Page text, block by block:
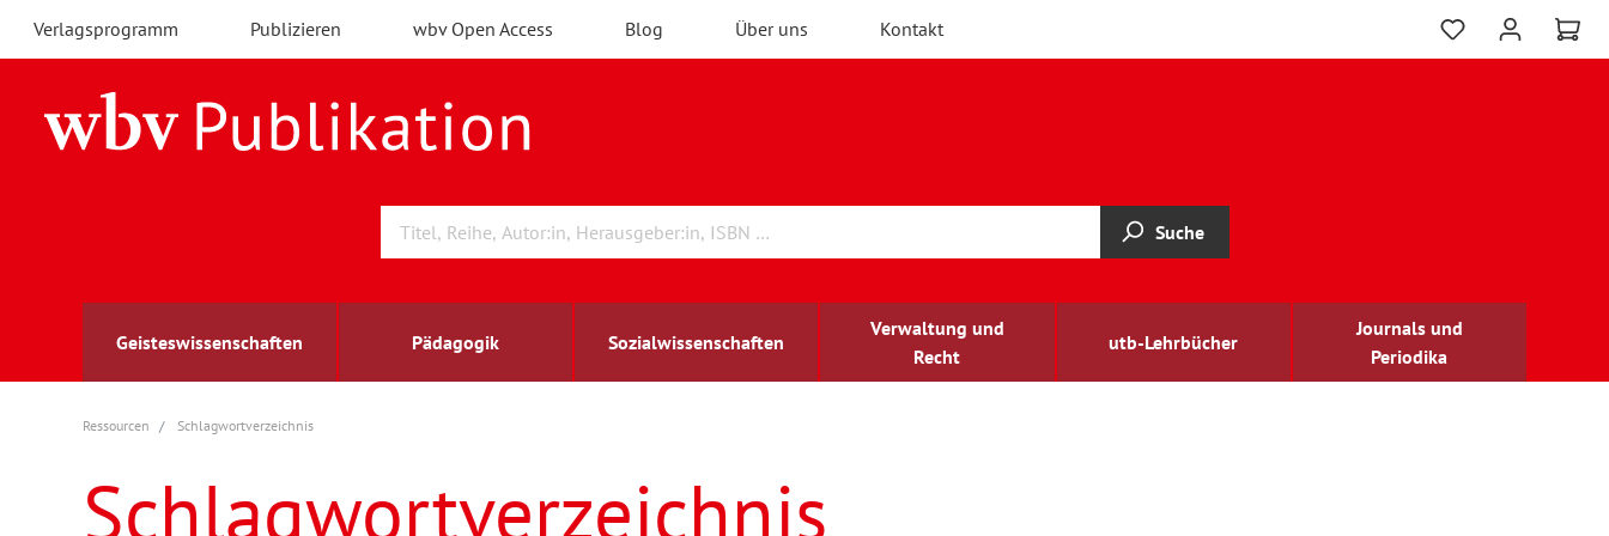
Verlagsprogramm Publizieren wbv Open Access Blog Über uns Kontakt
Suche
Geisteswissenschaften Pädagogik Sozialwissenschaften
Verwaltung und
Recht
utb-Lehrbücher
Journals und
Periodika
Archäologie
Berufs- und Wirtschaftspädagogik
Arbeitsmarktforschung
Außenwirtschaft
berufsbildung
Ressourcen Schlagwortverzeichnis
Schlagwortverzeichnis